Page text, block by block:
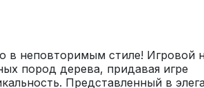
в неповторимым стиле! Игровой
пород дерева, придавая игре
Представленный в